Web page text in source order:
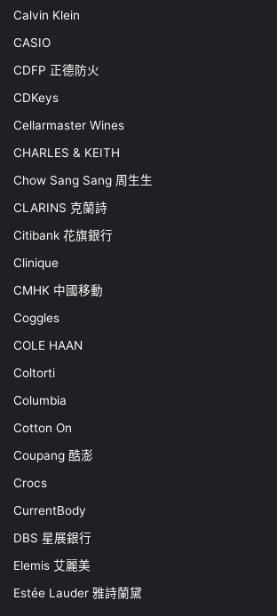
Calvin Klein
CASIO
CDFP 正德防火
CDKeys
Cellarmaster Wines
CHARLES & KEITH
Chow Sang Sang 周生生
CLARINS 克蘭詩
Citibank 花旗銀行
Clinique
CMHK 中國移動
Coggles
COLE HAAN
Coltorti
Columbia
Cotton On
Coupang 酷澎
Crocs
CurrentBody
DBS 星展銀行
Elemis 艾麗美
Estée Lauder 雅詩蘭黛